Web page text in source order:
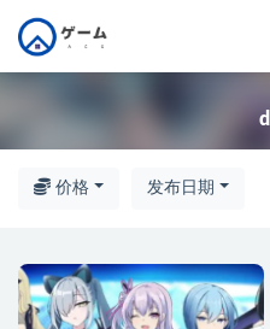
价格 发布日期